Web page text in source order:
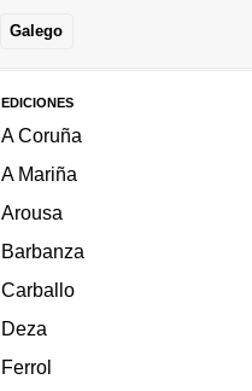
Galego
EDICIONES
A Coruña
A Mariña
Arousa
Barbanza
Carballo
Deza
Ferrol